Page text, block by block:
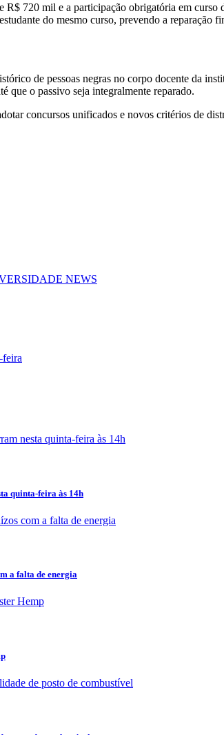
720 mil e a participação obrigatória em
do mesmo curso, prevendo a reparação
de pessoas negras no corpo docente da
que o passivo seja integralmente reparado.
concursos unificados e novos critérios de
quinta-feira às 14h
a falta de energia